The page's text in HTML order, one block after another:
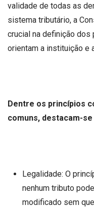
validade de todas as
sistema tributário, a
crucial na definição
orientam a instituição e
Dentre os princípios
comuns, destacam-se
Legalidade: O
nenhum tributo
modificado sem